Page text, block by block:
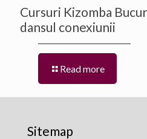
Cursuri Kizomba
dansul conexiunii
Read more
Sitemap